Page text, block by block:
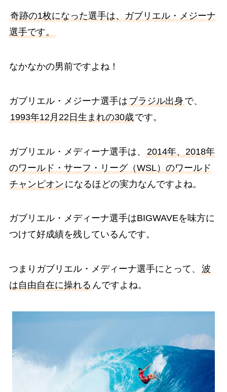
奇跡の1枚になった選手は、ガブリエル・メジーナ
選手です。
なかなかの男前ですよね！
ガブリエル・メジーナ選手は ブラジル出身 で、
1993年12月22日生まれの30歳です。
ガブリエル・メディーナ選手は、
2014年、2018年
のワールド・サーフ・リーグ（WSL）のワールド
チャンピオン になるほどの実力なんですよね。
ガブリエル・メディーナ選手はBIGWAVEを味方に
つけて好成績を残しているんです。
つまりガブリエル・メディーナ選手にとって、
波
は自由自在に操れる んですよね。